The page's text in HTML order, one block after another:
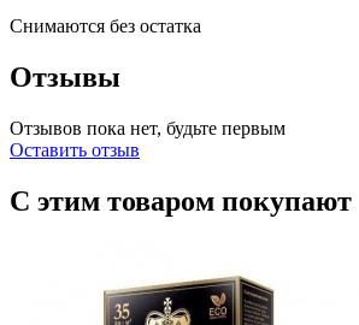
Снимаются без остатка
Отзывы
Отзывов пока нет, будьте первым
Оставить отзыв
С этим товаром покупают